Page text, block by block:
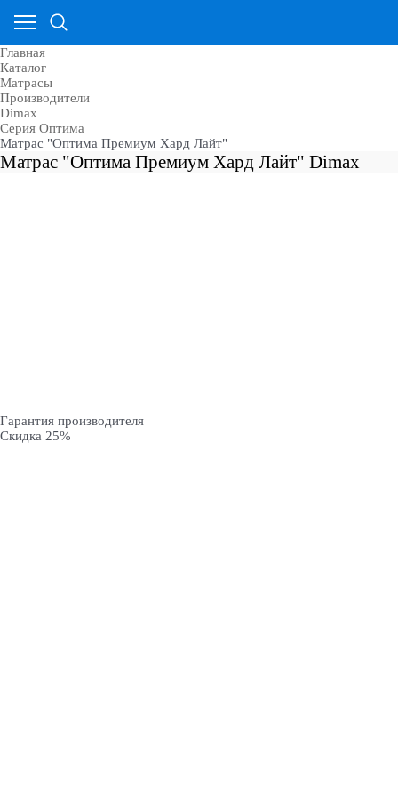
Главная
Каталог
Матрасы
Производители
Dimax
Серия Оптима
Матрас "Оптима Премиум Хард Лайт"
Матрас "Оптима Премиум Хард Лайт" Dimax
Гарантия производителя
Скидка 25%